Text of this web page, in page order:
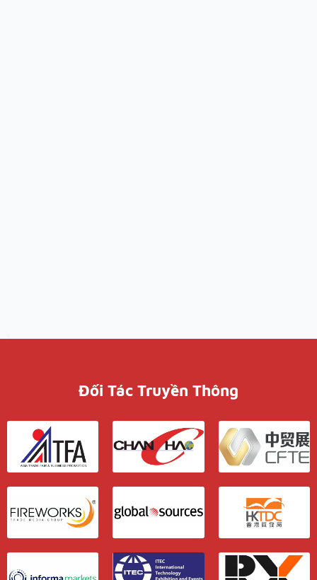
Đối Tác Truyền Thông